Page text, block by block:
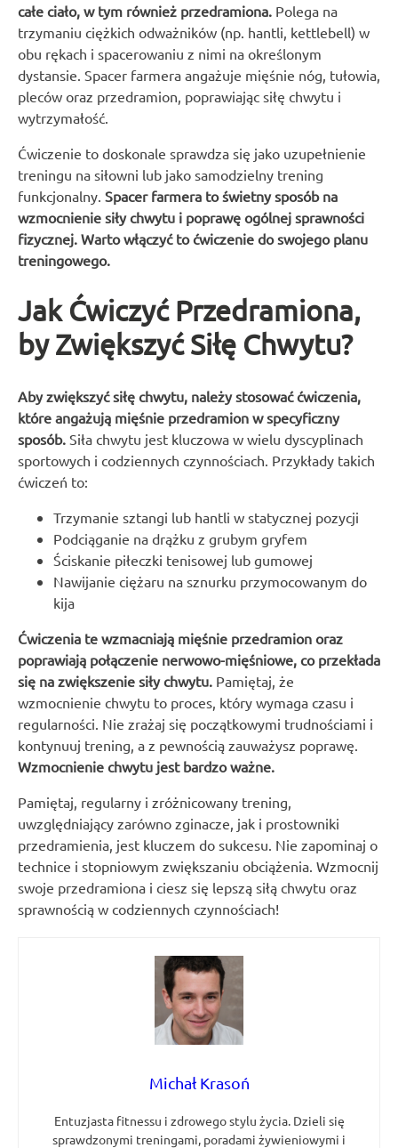
całe ciało, w tym również przedramiona. Polega na
trzymaniu ciężkich odważników (np. hantli, kettlebell) w
obu rękach i spacerowaniu z nimi na określonym
dystansie. Spacer farmera angażuje mięśnie nóg, tułowia,
pleców oraz przedramion, poprawiając siłę chwytu i
wytrzymałość.
Ćwiczenie to doskonale sprawdza się jako uzupełnienie
treningu na siłowni lub jako samodzielny trening
funkcjonalny. Spacer farmera to świetny sposób na
wzmocnienie siły chwytu i poprawę ogólnej sprawności
fizycznej. Warto włączyć to ćwiczenie do swojego planu
treningowego.
Jak Ćwiczyć Przedramiona,
by Zwiększyć Siłę Chwytu?
Aby zwiększyć siłę chwytu, należy stosować ćwiczenia,
które angażują mięśnie przedramion w specyficzny
sposób. Siła chwytu jest kluczowa w wielu dyscyplinach
sportowych i codziennych czynnościach. Przykłady takich
ćwiczeń to:
Trzymanie sztangi lub hantli w statycznej pozycji
Podciąganie na drążku z grubym gryfem
Ściskanie piłeczki tenisowej lub gumowej
Nawijanie ciężaru na sznurku przymocowanym do
kija
Ćwiczenia te wzmacniają mięśnie przedramion oraz
poprawiają połączenie nerwowo-mięśniowe, co przekłada
się na zwiększenie siły chwytu. Pamiętaj, że
wzmocnienie chwytu to proces, który wymaga czasu i
regularności. Nie zrażaj się początkowymi trudnościami i
kontynuuj trening, a z pewnością zauważysz poprawę.
Wzmocnienie chwytu jest bardzo ważne.
Pamiętaj, regularny i zróżnicowany trening,
uwzględniający zarówno zginacze, jak i prostowniki
przedramienia, jest kluczem do sukcesu. Nie zapominaj o
technice i stopniowym zwiększaniu obciążenia. Wzmocnij
swoje przedramiona i ciesz się lepszą siłą chwytu oraz
sprawnością w codziennych czynnościach!
Michał Krasoń
Entuzjasta fitnessu i zdrowego stylu życia. Dzieli się
sprawdzonymi treningami, poradami żywieniowymi i